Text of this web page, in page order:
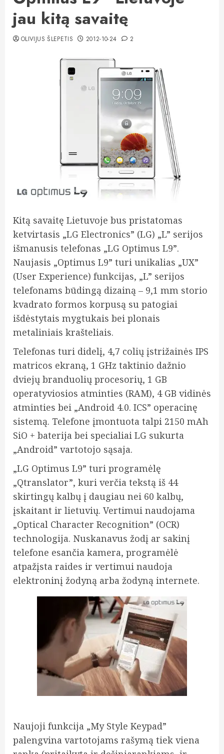
jau kitą savaitę
OLIVIJUS ŠLEPETIS 2012-10-24 2
Kitą savaitę Lietuvoje bus pristatomas
ketvirtasis „LG Electronics” (LG) „L” serijos
išmanusis telefonas „LG Optimus L9”.
Naujasis „Optimus L9” turi unikalias „UX”
(User Experience) funkcijas, „L” serijos
telefonams būdingą dizainą – 9,1 mm storio
kvadrato formos korpusą su patogiai
išdėstytais mygtukais bei plonais
metaliniais krašteliais.
Telefonas turi didelį, 4,7 colių įstrižainės IPS
matricos ekraną, 1 GHz taktinio dažnio
dviejų branduolių procesorių, 1 GB
operatyviosios atminties (RAM), 4 GB vidinės
atminties bei „Android 4.0. ICS” operacinę
sistemą. Telefone įmontuota talpi 2150 mAh
SiO + baterija bei specialiai LG sukurta
„Android” vartotojo sąsaja.
„LG Optimus L9” turi programėlę
„Qtranslator”, kuri verčia tekstą iš 44
skirtingų kalbų į daugiau nei 60 kalbų,
įskaitant ir lietuvių. Vertimui naudojama
„Optical Character Recognition” (OCR)
technologija. Nuskanavus žodį ar sakinį
telefone esančia kamera, programėlė
atpažįsta raides ir vertimui naudoja
elektroninį žodyną arba žodyną internete.
Naujoji funkcija „My Style Keypad”
palengvina vartotojams rašymą tiek viena